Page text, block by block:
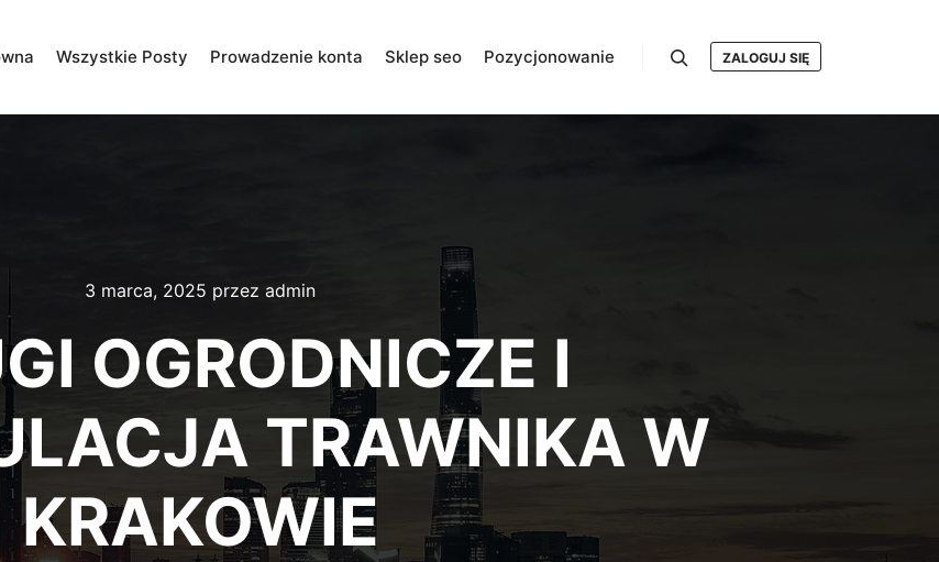
Wszystkie Posty Prowadzenie konta Sklep seo Pozycjonowanie ZALOGUJ SIĘ
3 marca, 2025 przez admin
OGRODNICZE I
TRAWNIKA W
KRAKOWIE